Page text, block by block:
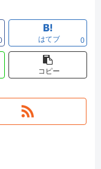
はてブ 0
コピー